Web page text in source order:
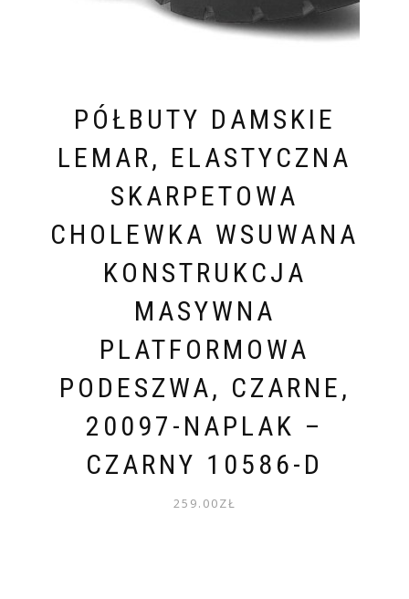
PÓŁBUTY DAMSKIE
LEMAR, ELASTYCZNA
SKARPETOWA
CHOLEWKA WSUWANA
KONSTRUKCJA
MASYWNA
PLATFORMOWA
PODESZWA, CZARNE,
20097-NAPLAK –
CZARNY 10586-D
259.00ZŁ